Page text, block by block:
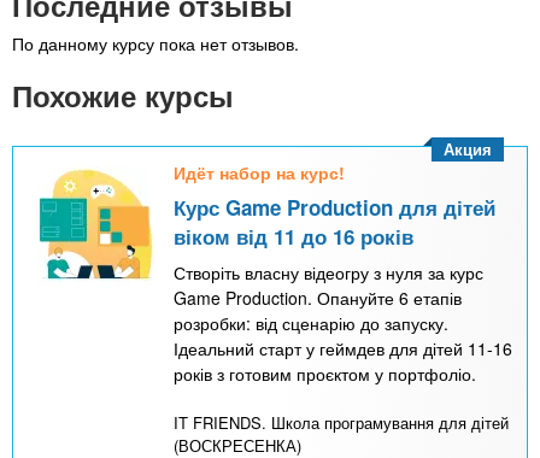
По данному курсу пока нет отзывов.
Похожие курсы
Идёт набор на курс!
Курс Game Production для дітей
віком від 11 до 16 років
Створіть власну відеогру з нуля за курс
Game Production. Опануйте 6 етапів
розробки: від сценарію до запуску.
Ідеальний старт у геймдев для дітей 11-16
років з готовим проєктом у портфоліо.
IT FRIENDS. Школа програмування для дітей
(ВОСКРЕСЕНКА)
Акция